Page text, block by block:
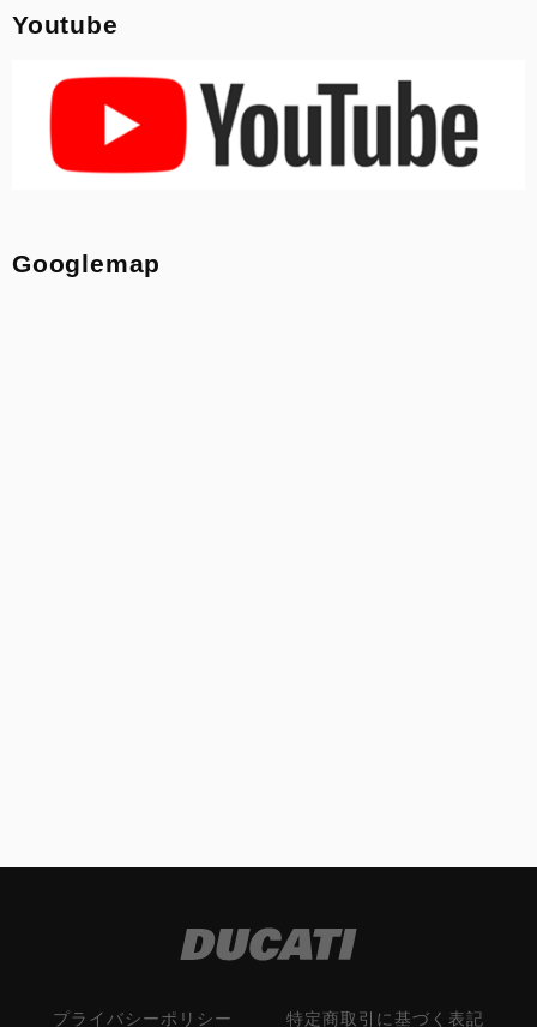
Youtube
Googlemap
プライバシーポリシー 特定商取引に基づく表記